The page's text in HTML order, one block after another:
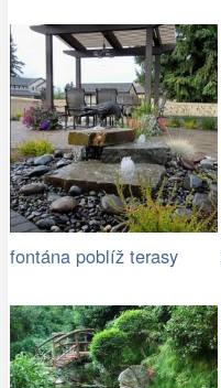
fontána poblíž terasy